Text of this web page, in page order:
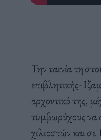
Την ταινία τη
επιβλητικής-
αρχοντικό της,
τυμβωρύχους να
χιλιοστών και σε